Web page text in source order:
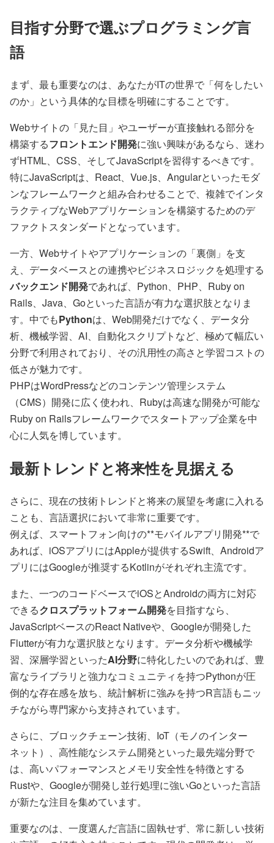
目指す分野で選ぶプログラミング言
語
まず、最も重要なのは、あなたがITの世界で「何をしたい
のか」という具体的な目標を明確にすることです。
Webサイトの「見た目」やユーザーが直接触れる部分を
構築するフロントエンド開発に強い興味があるなら、迷わ
ずHTML、CSS、そしてJavaScriptを習得するべきです。
特にJavaScriptは、React、Vue.js、Angularといったモダ
ンなフレームワークと組み合わせることで、複雑でインタ
ラクティブなWebアプリケーションを構築するためのデ
ファクトスタンダードとなっています。
一方、Webサイトやアプリケーションの「裏側」を支
え、データベースとの連携やビジネスロジックを処理する
バックエンド開発であれば、Python、PHP、Ruby on
Rails、Java、Goといった言語が有力な選択肢となりま
す。中でもPythonは、Web開発だけでなく、データ分
析、機械学習、AI、自動化スクリプトなど、極めて幅広い
分野で利用されており、その汎用性の高さと学習コストの
低さが魅力です。
PHPはWordPressなどのコンテンツ管理システム
（CMS）開発に広く使われ、Rubyは高速な開発が可能な
Ruby on Railsフレームワークでスタートアップ企業を中
心に人気を博しています。
最新トレンドと将来性を見据える
さらに、現在の技術トレンドと将来の展望を考慮に入れる
ことも、言語選択において非常に重要です。
例えば、スマートフォン向けの**モバイルアプリ開発**で
あれば、iOSアプリにはAppleが提供するSwift、Androidア
プリにはGoogleが推奨するKotlinがそれぞれ主流です。
また、一つのコードベースでiOSとAndroidの両方に対応
できるクロスプラットフォーム開発を目指すなら、
JavaScriptベースのReact Nativeや、Googleが開発した
Flutterが有力な選択肢となります。データ分析や機械学
習、深層学習といったAI分野に特化したいのであれば、豊
富なライブラリと強力なコミュニティを持つPythonが圧
倒的な存在感を放ち、統計解析に強みを持つR言語もニッ
チながら専門家から支持されています。
さらに、ブロックチェーン技術、IoT（モノのインター
ネット）、高性能なシステム開発といった最先端分野で
は、高いパフォーマンスとメモリ安全性を特徴とする
Rustや、Googleが開発し並行処理に強いGoといった言語
が新たな注目を集めています。
重要なのは、一度選んだ言語に固執せず、常に新しい技術